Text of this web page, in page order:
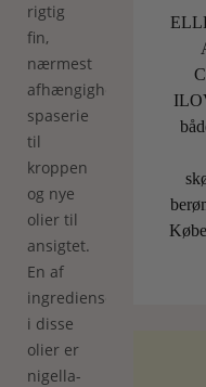
rigtig
fin,
nærmest
afhængighedsskabende,
spaserie
til
kroppen
og nye
olier til
ansigtet.
En af
ingredienserne
i disse
olier er
nigella-